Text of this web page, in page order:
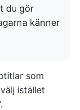
du gör
känner
som
istället